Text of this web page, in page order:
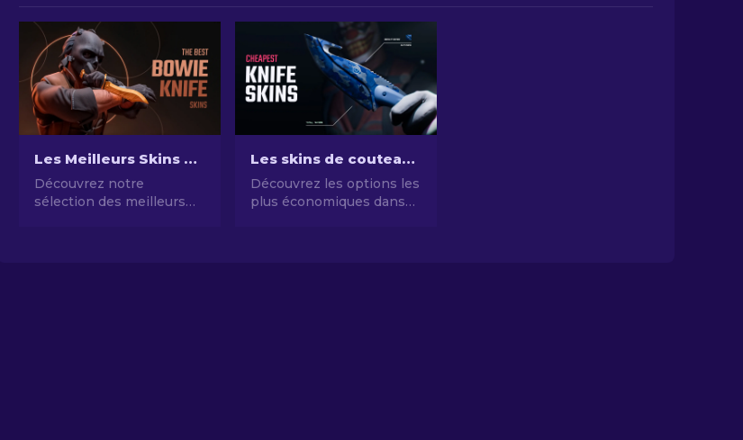
Les Meilleurs Skins de Couteaux Bowie dans CS2
Découvrez notre
sélection des meilleurs
Les skins de couteaux CS2 les moins chers [2026]
Découvrez les options les
plus économiques dans